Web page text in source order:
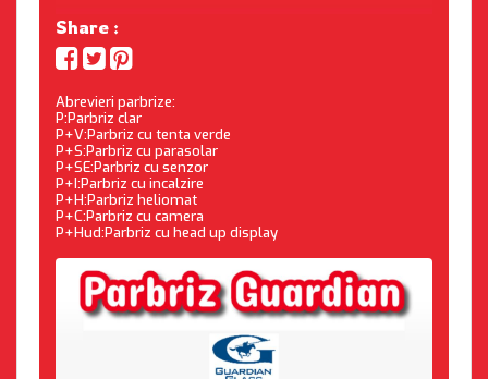
Share :
Abrevieri parbrize:
P:Parbriz clar
P+V:Parbriz cu tenta verde
P+S:Parbriz cu parasolar
P+SE:Parbriz cu senzor
P+I:Parbriz cu incalzire
P+H:Parbriz heliomat
P+C:Parbriz cu camera
P+Hud:Parbriz cu head up display